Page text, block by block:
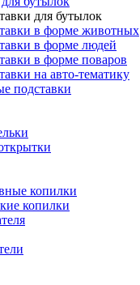
для бутылок
в форме животных
в форме людей
в форме поваров
на авто-тематику
подставки
копилки
копилки